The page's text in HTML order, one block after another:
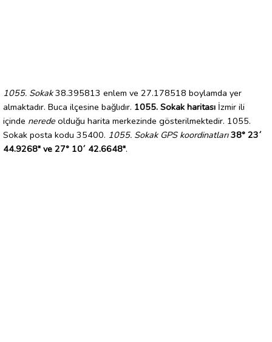
1055. Sokak38.395813 enlem ve 27.178518 boylamda yer
almaktadır. Buca ilçesine bağlıdır. 1055. Sokak haritası İzmir ili
içinde nerede olduğu harita merkezinde gösterilmektedir. 1055.
Sokak posta kodu 35400. 1055. Sokak GPS koordinatları 38° 23´
44.9268" ve 27° 10´ 42.6648".